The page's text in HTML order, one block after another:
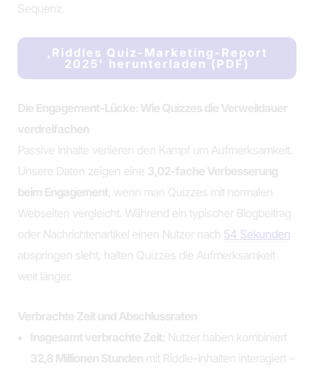
Sequenz.
‚Riddles Quiz-Marketing-Report
2025' herunterladen (PDF)
Die Engagement-Lücke: Wie Quizzes die Verweildauer
verdreifachen
Passive Inhalte verlieren den Kampf um Aufmerksamkeit.
Unsere Daten zeigen eine 3,02-fache Verbesserung
beim Engagement, wenn man Quizzes mit normalen
Webseiten vergleicht. Während ein typischer Blogbeitrag
oder Nachrichtenartikel einen Nutzer nach 54 Sekunden
abspringen sieht, halten Quizzes die Aufmerksamkeit
weit länger.
Verbrachte Zeit und Abschlussraten
Insgesamt verbrachte Zeit: Nutzer haben kombiniert
32,8 Millionen Stunden mit Riddle-Inhalten interagiert –